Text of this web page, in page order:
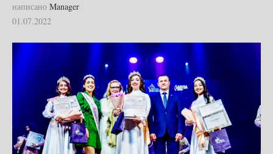
написано Manager
01.07.2022